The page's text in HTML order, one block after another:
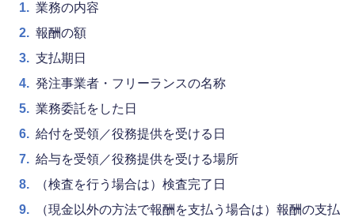
1. 業務の内容
2. 報酬の額
3. 支払期日
4. 発注事業者・フリーランスの名称
5. 業務委託をした日
6. 給付を受領／役務提供を受ける日
7. 給与を受領／役務提供を受ける場所
8.
（検査を行う場合は）検査完了日
9.
（現金以外の方法で報酬を支払う場合は）報酬の支払